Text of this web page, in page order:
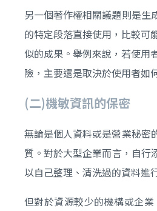
另一個著作權相關議題則是生
的特定段落直接使用，比較可
似的成果。舉例來說，若使用
險，主要還是取決於使用者如
(二)機敏資訊的保密
無論是個人資料或是營業秘密
質。對於大型企業而言，自
以自己整理、清洗過的資料進
但對於資源較少的機構或企